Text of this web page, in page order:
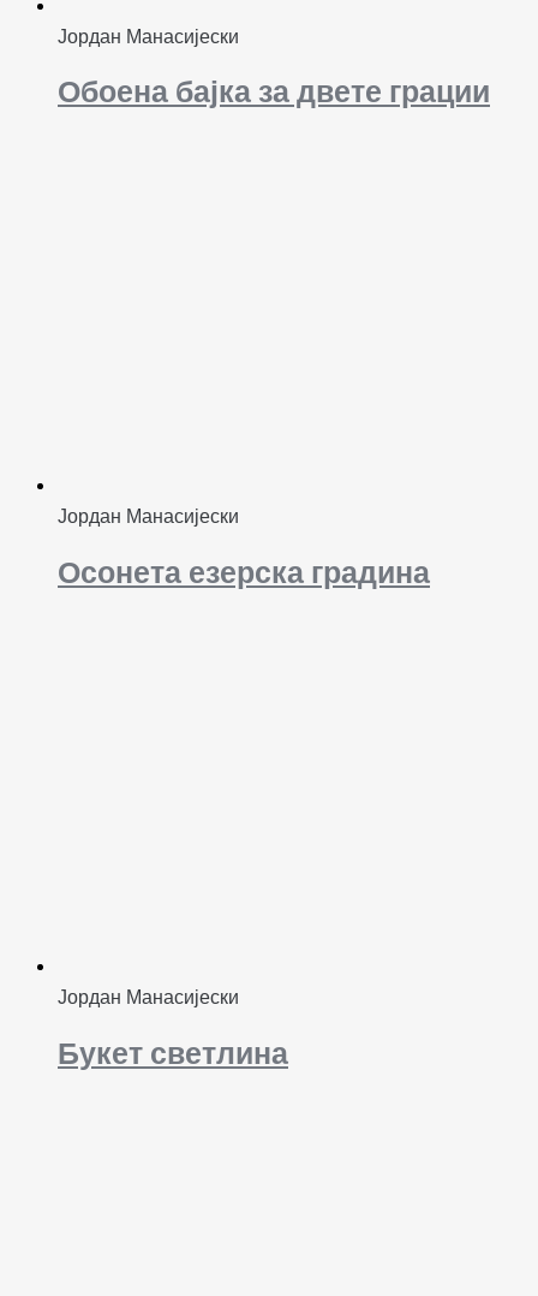
Јордан Манасијески
Обоена бајка за двете грации
Јордан Манасијески
Осонета езерска градина
Јордан Манасијески
Букет светлина